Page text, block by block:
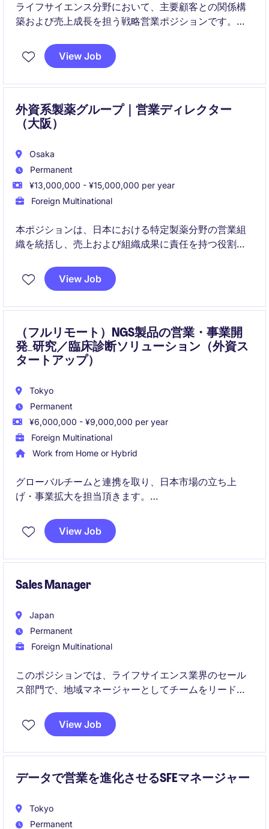
ライフサイエンス分野において、主要顧客との関係構
築および売上成長を担う戦略営業ポジションです。西
規ビジネス創出とアカウント拡大を推進いただきま
す。
View Job
外資系製薬グループ｜営業ディレクター
（大阪）
Osaka
Permanent
¥13,000,000 - ¥15,000,000 per year
Foreign Multinational
本ポジションは、日本における特定製薬分野の営業組
織を統括し、売上および組織成果に責任を持つ役割で
持続的成長を推進していただきます。
View Job
（フルリモート）NGS製品の営業・事業開
発_研究／臨床診断ソリューション（外資ス
タートアップ）
Tokyo
Permanent
¥6,000,000 - ¥9,000,000 per year
Foreign Multinational
Work from Home or Hybrid
グローバルチームと連携を取り、日本市場の立ち上
げ・事業拡大を担当頂きます。
ソリューション（WES・WGS・NIPT・感染症解析な
ど）を提案し、営業戦略の立案・実行、顧客や代理店
View Job
Sales Manager
Japan
Permanent
Foreign Multinational
このポジションでは、ライフサイエンス業界のセール
ス部門で、地域マネージャーとしてチームをリード
す。戦略的な営業計画の立案と実行を担当するやりが
いのある役割です。
View Job
データで営業を進化させるSFEマネージャー
Tokyo
Permanent